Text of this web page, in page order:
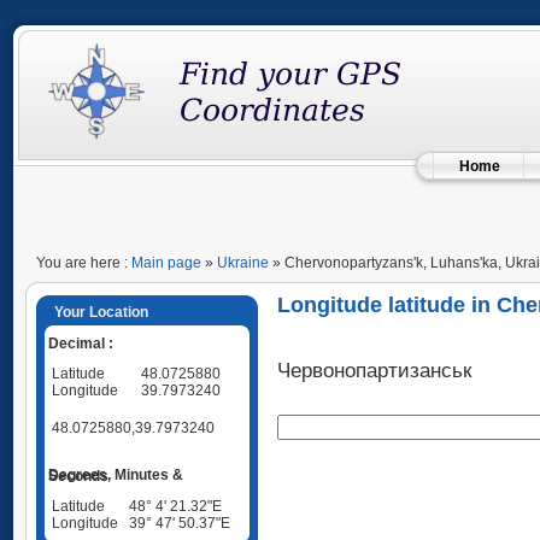
Home
You are here : Main page » Ukraine » Chervonopartyzans'k, Luhans'ka,
Your Location
Decimal :
Latitude
48.0725880
Longitude
39.7973240
48.0725880,39.7973240
Degrees, Minutes & Seconds
Latitude
48° 4' 21.32"E
Longitude
39° 47' 50.37"E
Longitude latitude in
Червонопартизанськ